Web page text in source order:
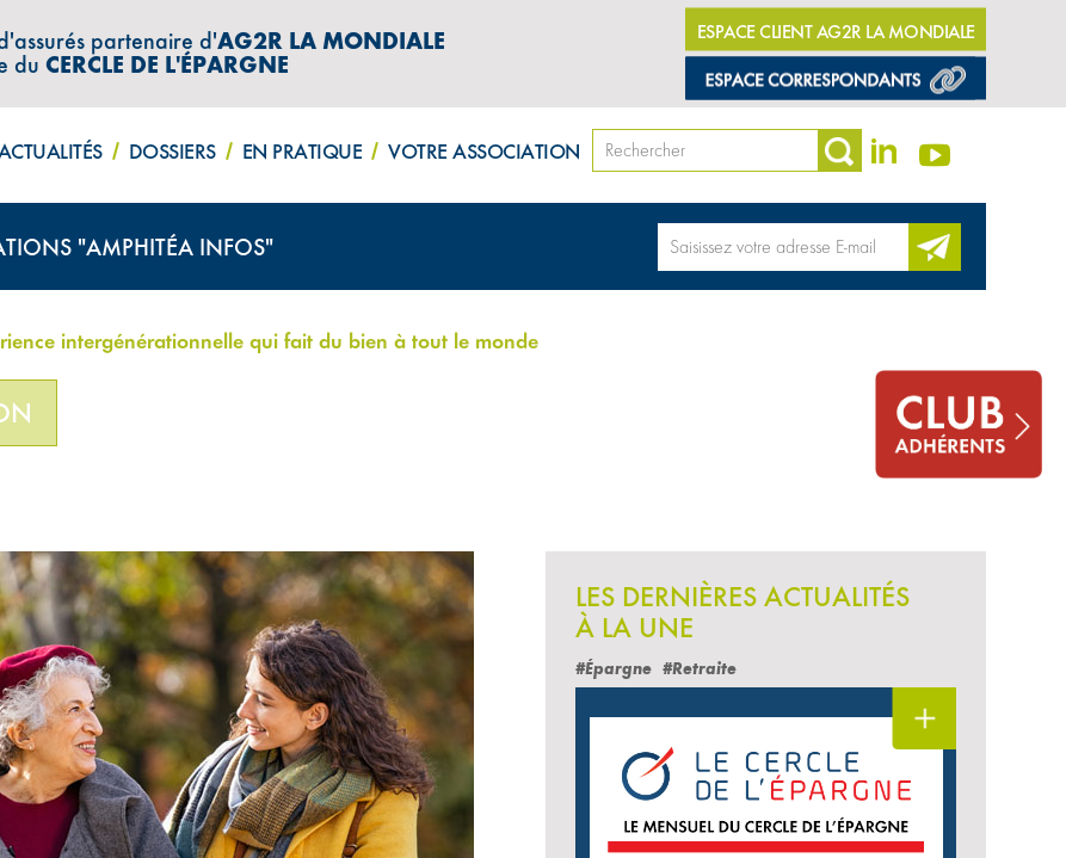
partenaire d'AG2R LA MONDIALE
duCERCLE DE L'ÉPARGNE
ESPACE CLIENT AG2R LA MONDIALE
DOSSIERS EN PRATIQUE VOTRE ASSOCIATION
"AMPHITÉA INFOS"
intergénérationnelle qui fait du bien à tout le monde
LES DERNIÈRES ACTUALITÉS
À LA UNE
#Épargne #Retraite